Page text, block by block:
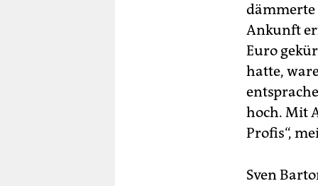
dämmerte
Ankunft
Euro
hatte,
hoch. Mit
Profis“,
Sven